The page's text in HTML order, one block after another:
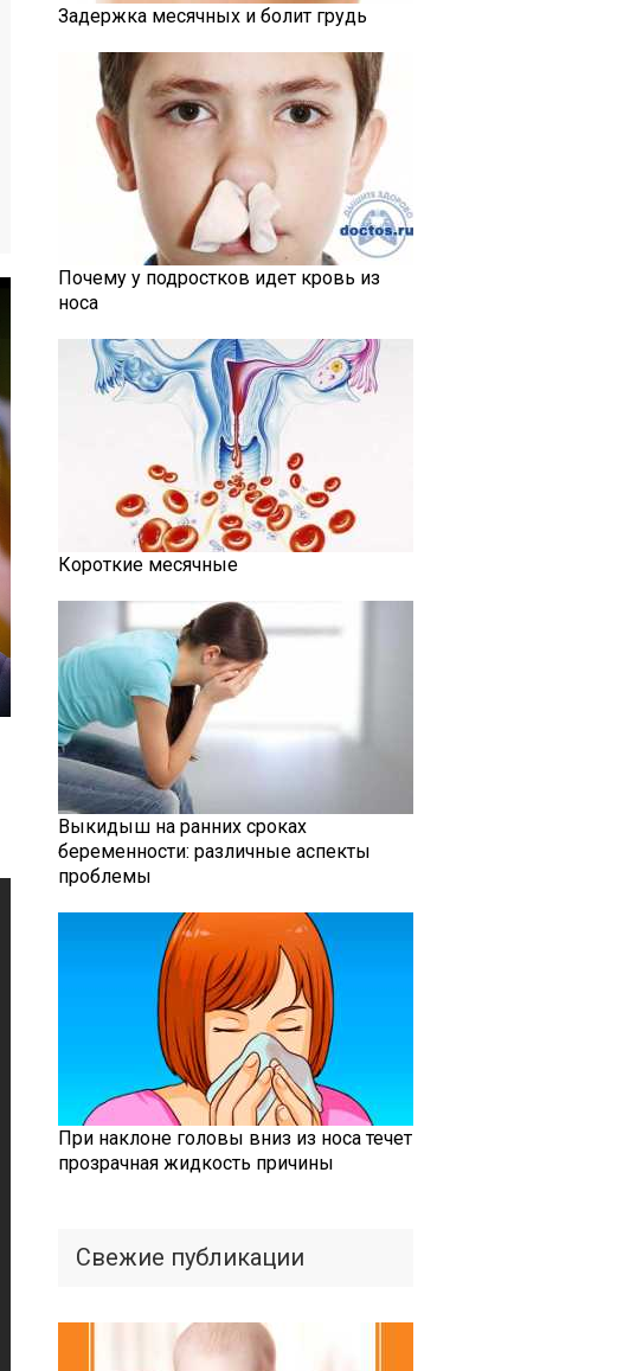
Задержка месячных и болит грудь
Почему у подростков идет кровь из
носа
Короткие месячные
Выкидыш на ранних сроках
беременности: различные аспекты
проблемы
При наклоне головы вниз из носа течет
прозрачная жидкость причины
Свежие публикации